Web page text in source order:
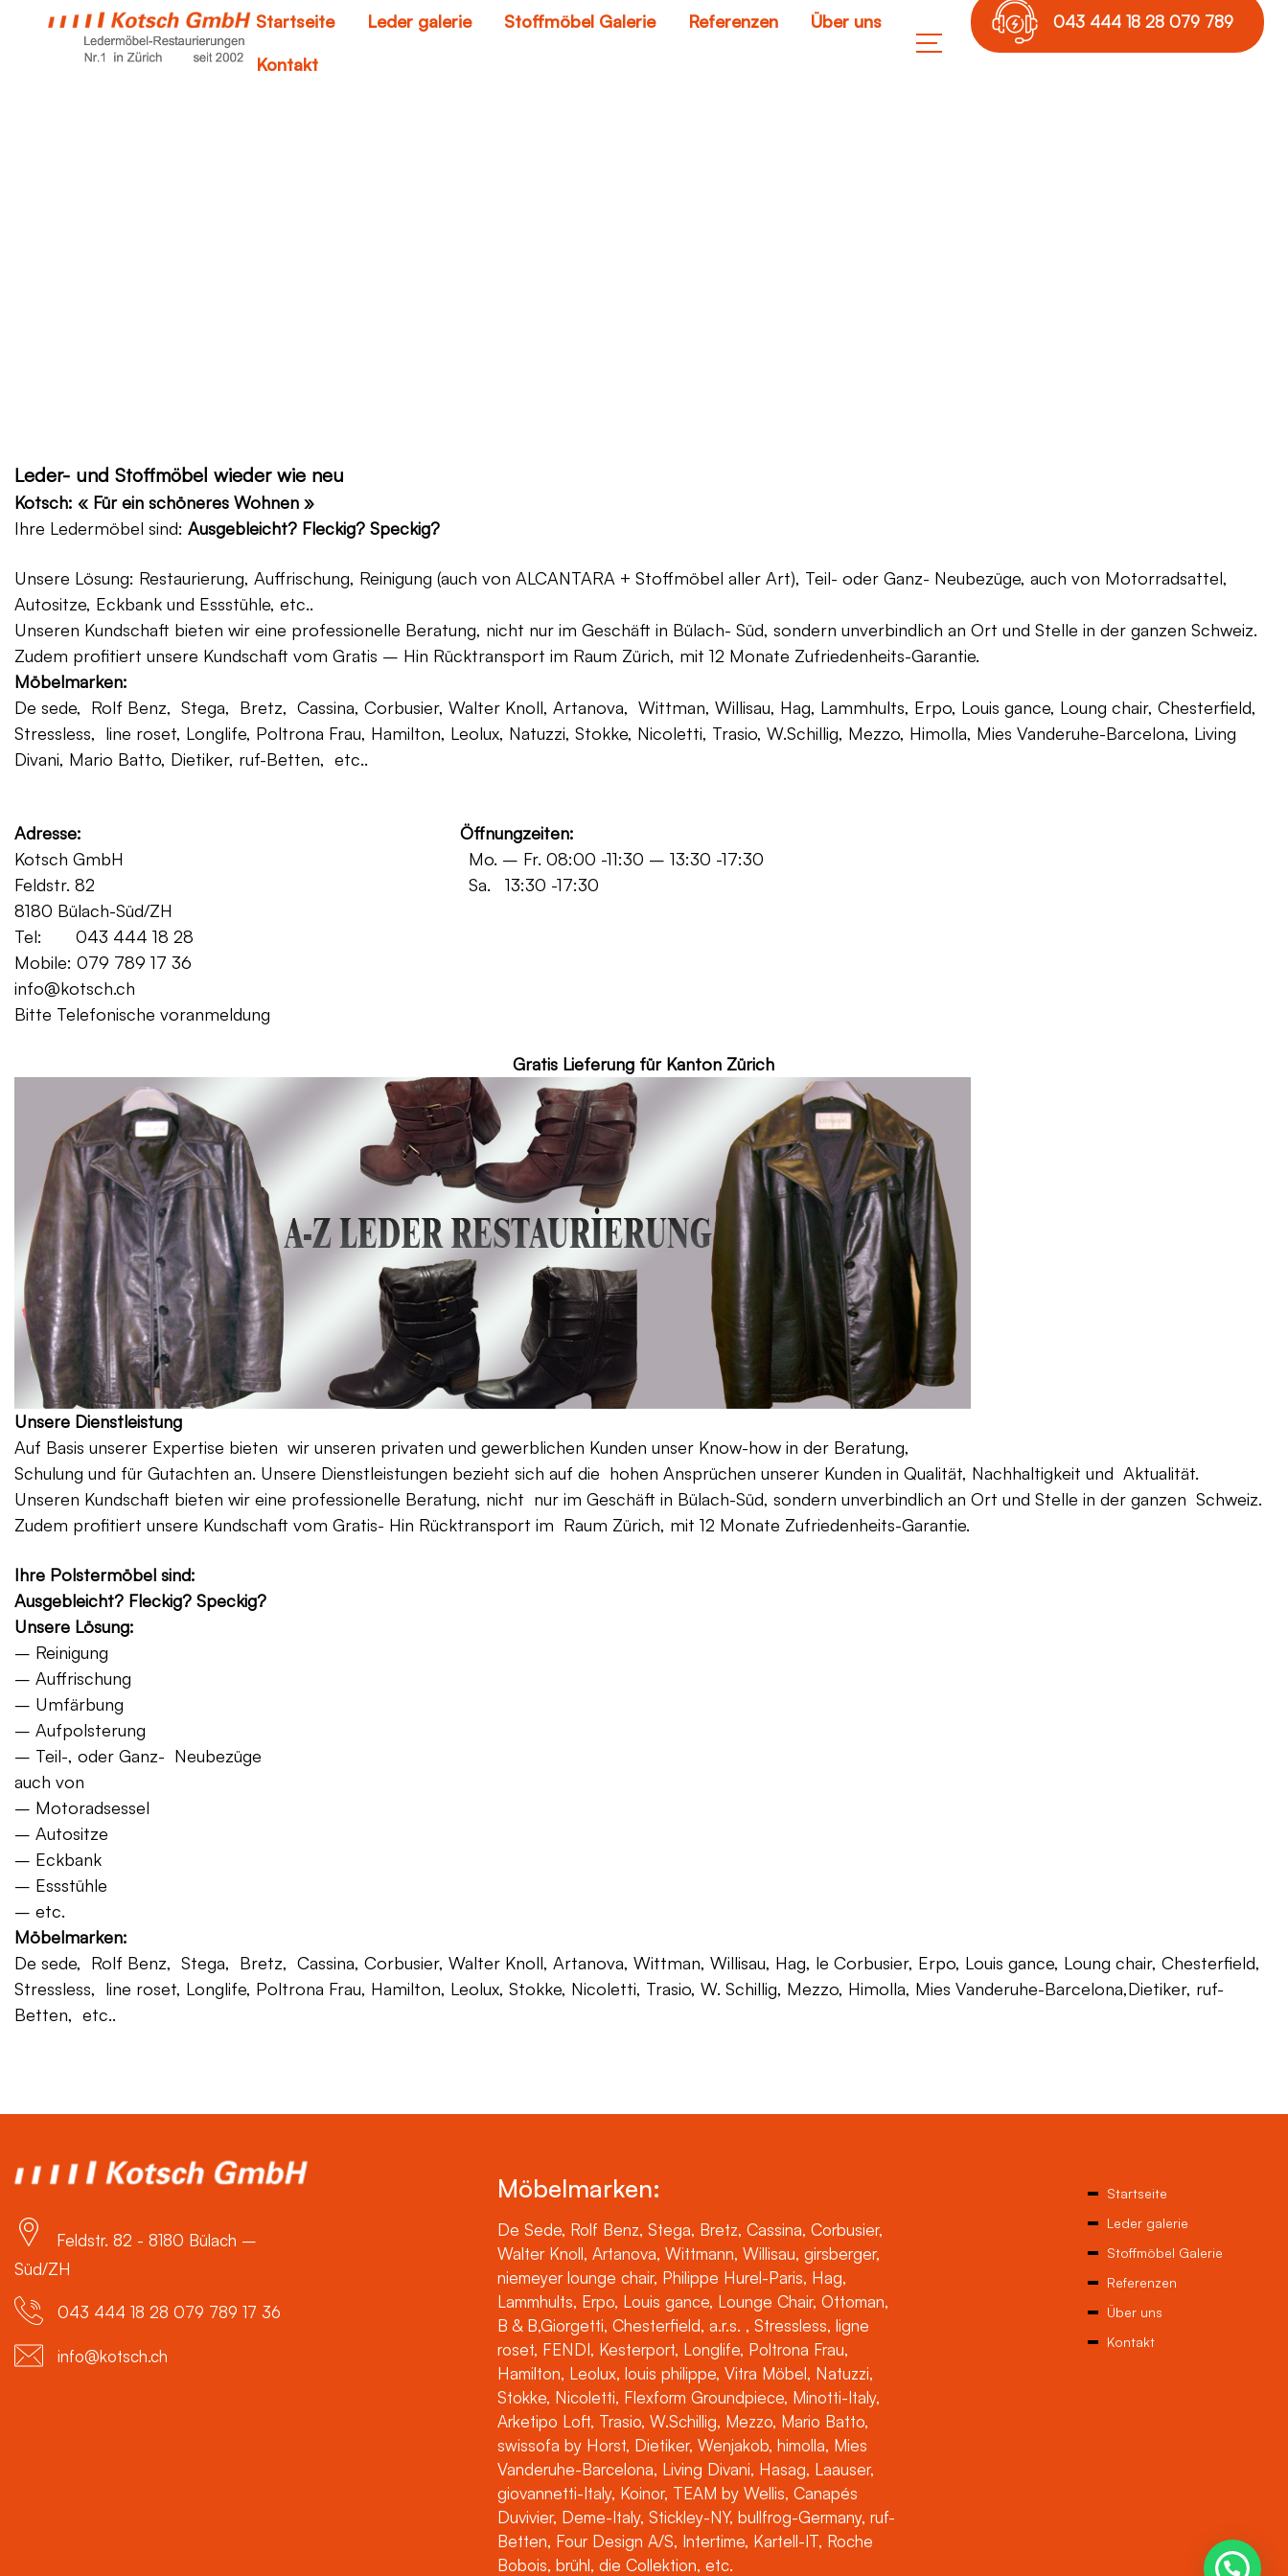
Startseite Leder galerie Stoffmöbel Galerie Referenzen Über uns
Kontakt
043 444 18 28 079 789
Leder- und Stoffmöbel wieder wie neu
Kotsch: « Für ein schöneres Wohnen »
Ihre Ledermöbel sind: Ausgebleicht? Fleckig? Speckig?
Unsere Lösung: Restaurierung, Auffrischung, Reinigung (auch von ALCANTARA + Stoffmöbel aller Art), Teil- oder Ganz- Neubezüge, auch von Motorradsattel,
Autositze, Eckbank und Essstühle, etc..
Unseren Kundschaft bieten wir eine professionelle Beratung, nicht nur im Geschäft in Bülach- Süd, sondern unverbindlich an Ort und Stelle in der ganzen Schweiz.
Zudem profitiert unsere Kundschaft vom Gratis – Hin Rücktransport im Raum Zürich, mit 12 Monate Zufriedenheits-Garantie.
Möbelmarken:
De sede, Rolf Benz, Stega, Bretz, Cassina, Corbusier, Walter Knoll, Artanova, Wittman, Willisau, Hag, Lammhults, Erpo, Louis gance, Loung chair, Chesterfield,
Stressless, line roset, Longlife, Poltrona Frau, Hamilton, Leolux, Natuzzi, Stokke, Nicoletti, Trasio, W.Schillig, Mezzo, Himolla, Mies Vanderuhe-Barcelona, Living
Divani, Mario Batto, Dietiker, ruf-Betten, etc..
Adresse:
Öffnungzeiten:
Kotsch GmbH Mo. – Fr. 08:00 -11:30 – 13:30 -17:30
Feldstr. 82 Sa. 13:30 -17:30
8180 Bülach-Süd/ZH
Tel: 043 444 18 28
Mobile: 079 789 17 36
info@kotsch.ch
Bitte Telefonische voranmeldung
Gratis Lieferung für Kanton Zürich
Unsere Dienstleistung
Auf Basis unserer Expertise bieten wir unseren privaten und gewerblichen Kunden unser Know-how in der Beratung,
Schulung und für Gutachten an. Unsere Dienstleistungen bezieht sich auf die hohen Ansprüchen unserer Kunden in Qualität, Nachhaltigkeit und Aktualität.
Unseren Kundschaft bieten wir eine professionelle Beratung, nicht nur im Geschäft in Bülach-Süd, sondern unverbindlich an Ort und Stelle in der ganzen Schweiz.
Zudem profitiert unsere Kundschaft vom Gratis- Hin Rücktransport im Raum Zürich, mit 12 Monate Zufriedenheits-Garantie.
Ihre Polstermöbel sind:
Ausgebleicht? Fleckig? Speckig?
Unsere Lösung:
– Reinigung
– Auffrischung
– Umfärbung
– Aufpolsterung
– Teil-, oder Ganz- Neubezüge
auch von
– Motoradsessel
– Autositze
– Eckbank
– Essstühle
– etc.
Möbelmarken:
De sede, Rolf Benz, Stega, Bretz, Cassina, Corbusier, Walter Knoll, Artanova, Wittman, Willisau, Hag, le Corbusier, Erpo, Louis gance, Loung chair, Chesterfield,
Stressless, line roset, Longlife, Poltrona Frau, Hamilton, Leolux, Stokke, Nicoletti, Trasio, W. Schillig, Mezzo, Himolla, Mies Vanderuhe-Barcelona,Dietiker, ruf-
Betten, etc..
Feldstr. 82 - 8180 Bülach –
Süd/ZH
043 444 18 28 079 789 17 36
info@kotsch.ch
Möbelmarken:
De Sede, Rolf Benz, Stega, Bretz, Cassina, Corbusier,
Walter Knoll, Artanova, Wittmann, Willisau, girsberger,
niemeyer lounge chair, Philippe Hurel-Paris, Hag,
Lammhults, Erpo, Louis gance, Lounge Chair, Ottoman,
B & B,Giorgetti, Chesterfield, a.r.s. , Stressless, ligne
roset, FENDI, Kesterport, Longlife, Poltrona Frau,
Hamilton, Leolux, louis philippe, Vitra Möbel, Natuzzi,
Stokke, Nicoletti, Flexform Groundpiece, Minotti-Italy,
Arketipo Loft, Trasio, W.Schillig, Mezzo, Mario Batto,
swissofa by Horst, Dietiker, Wenjakob, himolla, Mies
Vanderuhe-Barcelona, Living Divani, Hasag, Laauser,
giovannetti-Italy, Koinor, TEAM by Wellis, Canapés
Duvivier, Deme-Italy, Stickley-NY, bullfrog-Germany, ruf-
Betten, Four Design A/S, Intertime, Kartell-IT, Roche
Bobois, brühl, die Collektion, etc.
Startseite
Leder galerie
Stoffmöbel Galerie
Referenzen
Über uns
Kontakt